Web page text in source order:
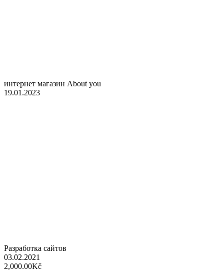
интернет магазин About you
19.01.2023
Разработка сайтов
03.02.2021
2,000.00Kč